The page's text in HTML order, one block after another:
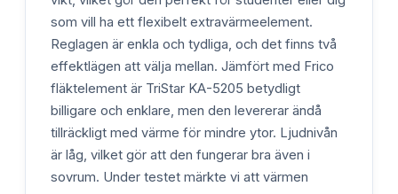
som vill ha ett flexibelt extravärmeelement.
Reglagen är enkla och tydliga, och det finns två
effektlägen att välja mellan. Jämfört med Frico
fläktelement är TriStar KA-5205 betydligt
billigare och enklare, men den levererar ändå
tillräckligt med värme för mindre ytor. Ljudnivån
är låg, vilket gör att den fungerar bra även i
sovrum. Under testet märkte vi att värmen